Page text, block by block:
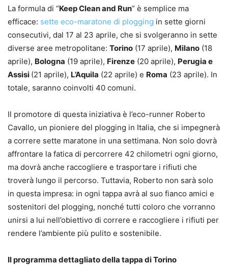
La formula di “Keep Clean and Run” è semplice ma
efficace: sette eco-maratone di plogging in sette giorni
consecutivi, dal 17 al 23 aprile, che si svolgeranno in sette
diverse aree metropolitane: Torino (17 aprile), Milano (18
aprile), Bologna (19 aprile), Firenze (20 aprile), Perugia e
Assisi (21 aprile), L’Aquila (22 aprile) e Roma (23 aprile). In
totale, saranno coinvolti 40 comuni.
Il promotore di questa iniziativa è l’eco-runner Roberto
Cavallo, un pioniere del plogging in Italia, che si impegnerà
a correre sette maratone in una settimana. Non solo dovrà
affrontare la fatica di percorrere 42 chilometri ogni giorno,
ma dovrà anche raccogliere e trasportare i rifiuti che
troverà lungo il percorso. Tuttavia, Roberto non sarà solo
in questa impresa: in ogni tappa avrà al suo fianco amici e
sostenitori del plogging, nonché tutti coloro che vorranno
unirsi a lui nell’obiettivo di correre e raccogliere i rifiuti per
rendere l’ambiente più pulito e sostenibile.
Il programma dettagliato della tappa di Torino